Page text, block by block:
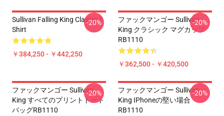
Sullivan Falling King Classic T-
Shirt
￥384,250 - ￥442,250
-20%
ファックマンゴー Sullivan
King クラシック マグカップ
RB1110
￥362,500 - ￥420,500
-20%
ファックマンゴー Sullivan
King すべてのプリントトート
バッグRB1110
-20%
ファックマンゴー Sullivan
King IPhoneの堅い場合
RB1110
-20%